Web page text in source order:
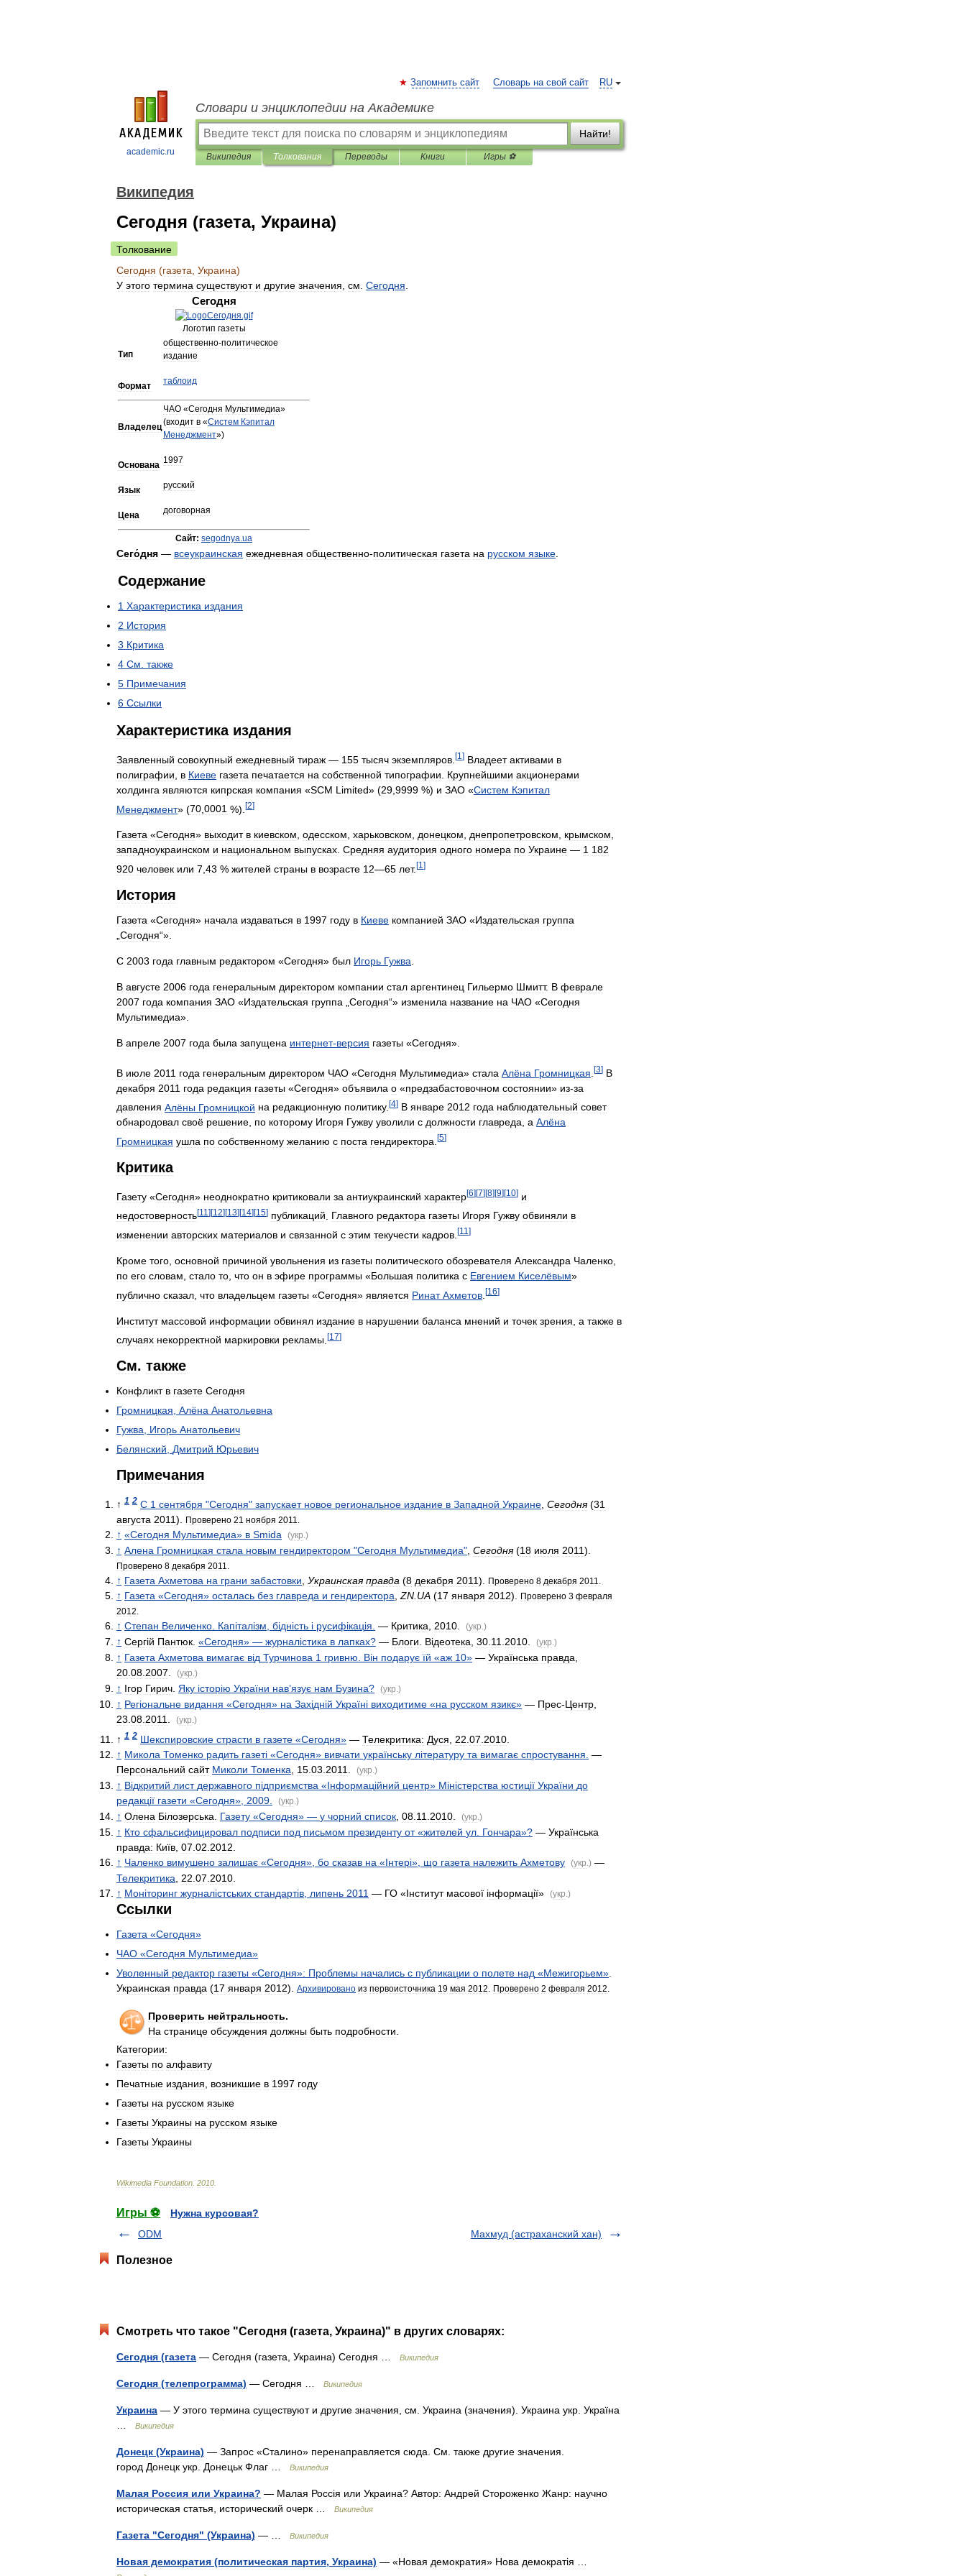
academic.ru
RU
Запомнить сайт Словарь на свой сайт
Словари и энциклопедии на Академике
Найти!
Википедия Толкования Переводы Книги Игры ⚽
Википедия
Сегодня (газета, Украина)
Толкование
Сегодня (газета Украина)
У этого термина существуют и другие значения см Сегодня
Сегодня
Логотип газеты
Тип
общественно-политическое
издание
Формат таблоид
Владелец
ЧАО «Сегодня Мультимедиа»
(входит в «Систем Кэпитал
Менеджмент»)
Основана 1997
Язык русский
Цена договорная
Сайт: segodnya.ua
Сего́дня — всеукраинская ежедневная общественно-политическая газета на русском языке
Содержание
1 Характеристика издания
2 История
3 Критика
4 См также
5 Примечания
6 Ссылки
Характеристика издания
Заявленный совокупный ежедневный тираж — 155 тысяч экземпляров [1 ] Владеет активами в
полиграфии
в Киеве газета печатается на собственной типографии Крупнейшими акционерами
холдинга являются кипрская компания «SCM Limited» (29 9999 %) и ЗАО «Систем Кэпитал
Менеджмент» (70 0001 %). [2]
Газета «Сегодня» выходит в киевском, одесском, харьковском, донецком, днепропетровском, крымском,
западноукраинском и национальном выпусках. Средняя аудитория одного номера по Украине — 1 182
920 человек или 7 43 % жителей страны в возрасте 12—65 лет. [1 ]
История
Газета «Сегодня» начала издаваться в 1997 году в Киеве компанией ЗАО «Издательская группа
Сегодня“».
С 2003 года главным редактором «Сегодня» был Игорь Гужва
В августе 2006 года генеральным директором компании стал аргентинец Гильермо Шмитт. В феврале
2007 года компания ЗАО «Издательская группа Сегодня“» изменила название на ЧАО «Сегодня
Мультимедиа».
В апреле 2007 года была запущена интернет-версия газеты «Сегодня».
В июле 2011 года генеральным директором ЧАО «Сегодня Мультимедиа» стала Алёна Громницкая [3] В
декабря 2011 года редакция газеты «Сегодня» объявила о «предзабастовочном состоянии» из-за
давления Алёны Громницкой на редакционную политику. [4] В январе 2012 года наблюдательный совет
обнародовал своё решение, по которому Игоря Гужву уволили с должности главреда, а Алёна
Громницкая ушла по собственному желанию с поста гендиректора [5]
Критика
Газету «Сегодня» неоднократно критиковали за антиукраинский характер[6][7][8][9][10] и
недостоверность[11 ][12][13][14][15] публикаций Главного редактора газеты Игоря Гужву обвиняли в
изменении авторских материалов и связанной с этим текучести кадров [11 ]
Кроме того основной причиной увольнения из газеты политического обозревателя Александра Чаленко
по его словам стало то что он в эфире программы «Большая политика с Евгением Киселёвым»
публично сказал что владельцем газеты «Сегодня» является Ринат Ахметов [16]
Институт массовой информации обвинял издание в нарушении баланса мнений и точек зрения а также в
случаях некорректной маркировки рекламы [17]
См. также
Конфликт в газете Сегодня
Громницкая, Алёна Анатольевна
Гужва, Игорь Анатольевич
Белянский, Дмитрий Юрьевич
Примечания
↑ 1 2 С 1 сентября "Сегодня" запускает новое региональное издание в Западной Украине Сегодня(31
августа 2011). Проверено 21 ноября 2011
↑ «Сегодня Мультимедиа» в Smida (укр.)
↑ Алена Громницкая стала новым гендиректором "Сегодня Мультимедиа" Сегодня(18 июля 2011).
Проверено 8 декабря 2011
↑ Газета Ахметова на грани забастовки Украинская правда (8 декабря 2011). Проверено 8 декабря 2011
↑ Газета «Сегодня» осталась без главреда и гендиректора ZN UA (17 января 2012). Проверено 3 февраля
2012
↑ Степан Величенко Капіталізм бідність і русифікація — Критика 2010 (укр.)
↑ Сергій Пантюк «Сегодня» — журналістика в лапках? — Блоги Відеотека 30 11 2010 (укр.)
↑ Газета Ахметова вимагає від Турчинова 1 гривню Він подарує їй «аж 10» — Українська правда
20 08 2007 (укр.)
↑ Ігор Гирич Яку історію України нав’язує нам Бузина? (укр.)
↑ Регіональне видання «Сегодня» на Західній Україні виходитиме «на русском язикє» — Прес-Центр
23 08 2011 (укр.)
↑ 1 2 Шекспировские страсти в газете «Сегодня» — Телекритика: Дуся 22 07 2010
↑ Микола Томенко радить газеті «Сегодня» вивчати українську літературу та вимагає спростування —
Персональний сайт Миколи Томенка 15 03 2011 (укр .)
↑ Відкритий лист державного підприємства «Інформаційний центр» Міністерства юстиції України до
редакції газети «Сегодня», 2009 (укр .)
↑ Олена Білозерська Газету «Сегодня» — у чорний список 08 11 2010 (укр .)
↑ Кто сфальсифицировал подписи под письмом президенту от«жителей ул Гончара»? — Українська
правда: Київ 07 02 2012
↑ Чаленко вимушено залишає «Сегодня», бо сказав на «Інтері», що газета належить Ахметову (укр .) —
Телекритика
22 07 2010
↑ Моніторинг журналістських стандартів липень 2011 — ГО «Інститут масової інформації» (укр .)
Ссылки
Газета «Сегодня»
ЧАО «Сегодня Мультимедиа»
Уволенный редактор газеты «Сегодня»: Проблемы начались с публикации о полете над «Межигорьем»
Украинская правда (17 января 2012). Архивировано из первоисточника 19 мая 2012 Проверено 2 февраля 2012
Проверить нейтральность.
На странице обсуждения должны быть подробности
Категории:
Газеты по алфавиту
Печатные издания возникшие в 1997 году
Газеты на русском языке
Газеты Украины на русском языке
Газеты Украины
Wikimedia Foundation 2010
Игры ⚽
Нужна курсовая?
ODM
Махмуд (астраханский хан)
Полезное
Смотреть что такое "Сегодня (газета, Украина)" в других словарях:
Сегодня (газета — Сегодня (газета, Украина) Сегодня … Википедия
Сегодня (телепрограмма) — Сегодня … Википедия
Украина — У этого термина существуют и другие значения, см. Украина (значения). Украина укр. Україна
Википедия
Донецк (Украина) — Запрос «Сталино» перенаправляется сюда. Cм. также другие значения.
город Донецк укр. Донецьк Флаг …
Википедия
Малая Россия или Украина? — Малая Россія или Украина? Автор: Андрей Стороженко Жанр: научно
историческая статья, исторический очерк …
Википедия
Газета "Сегодня" (Украина) — … Википедия
Новая демократия (политическая партия, Украина) — «Новая демократия» Нова демократія …